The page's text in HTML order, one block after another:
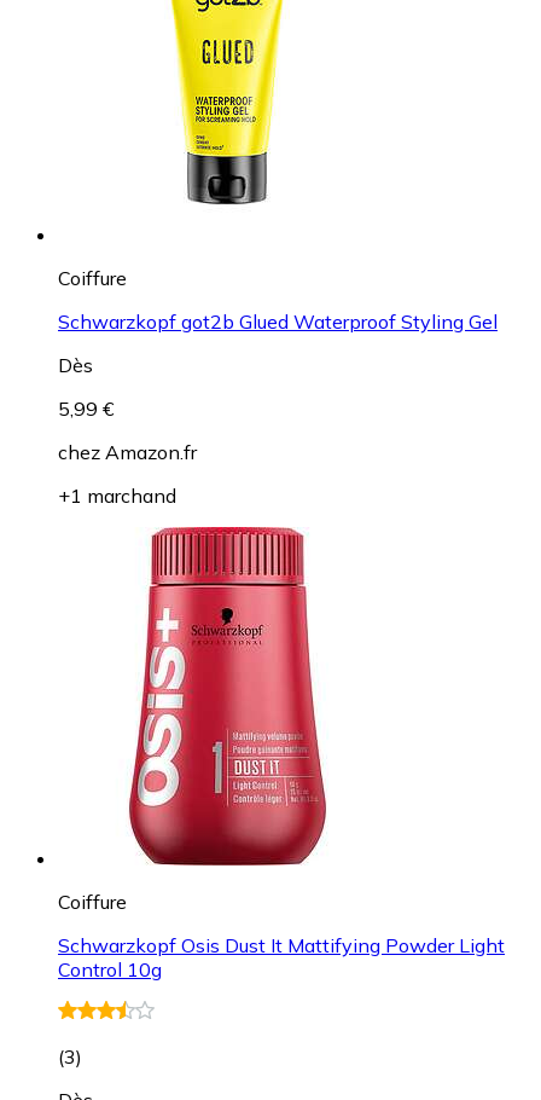
Coiffure
Schwarzkopf got2b Glued Waterproof Styling Gel
Dès
5,99 €
chez Amazon.fr
+1 marchand
Coiffure
Schwarzkopf Osis Dust It Mattifying Powder Light
Control 10g
(3)